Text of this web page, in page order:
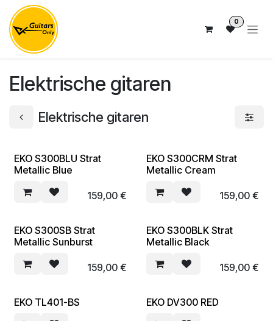
Overslaan naar inhoud
0
Elektrische gitaren
Elektrische gitaren
EKO S300BLU Strat
Metallic Blue
159,00€
EKO S300CRM Strat
Metallic Cream
159,00€
EKO S300SB Strat
Metallic Sunburst
159,00€
EKO S300BLK Strat
Metallic Black
159,00€
EKO TL401-BS EKO DV300 RED